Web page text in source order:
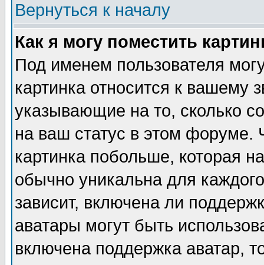
Вернуться к началу
Как я могу поместить
Под именем пользователя
картинка относится к вашему
указывающие на то, сколько
на ваш статус в этом форуме.
картинка побольше, которая
обычно уникальна для
зависит, включена ли
аватары могут быть
включена поддержка аватар,